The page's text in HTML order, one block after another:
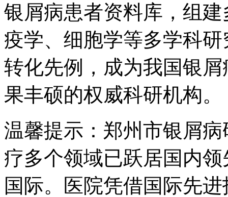
银屑病患者资料库，组
疫学、细胞学等多学科
转化先例，成为我国银
果丰硕的权威科研机构。
温馨提示：郑州市银屑
疗多个领域已跃居国内
国际。医院凭借国际先